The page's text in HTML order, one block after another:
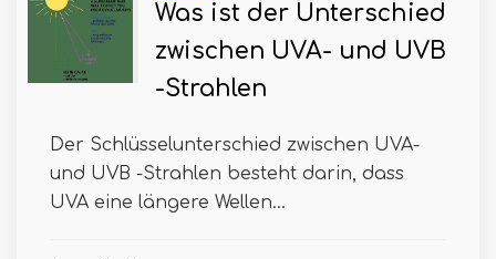
Was ist der Unterschied
zwischen UVA- und UVB
-Strahlen
Der Schlüsselunterschied zwischen UVA-
und UVB -Strahlen besteht darin, dass
UVA eine längere Wellen...